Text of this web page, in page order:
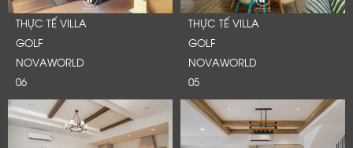
THỰC TẾ VILLA
GOLF
NOVAWORLD
06
THỰC TẾ VILLA
GOLF
NOVAWORLD
05